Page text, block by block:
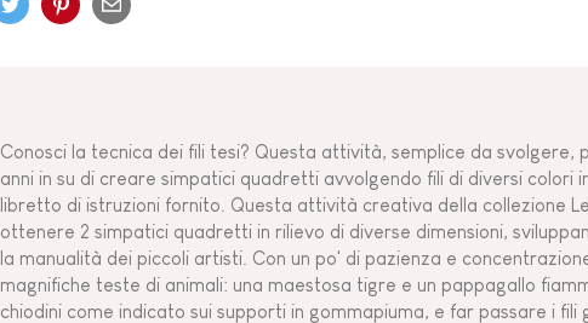
Conosci la tecnica dei fili tesi? Questa attività, semplice da svolgere,
anni in su di creare simpatici quadretti avvolgendo fili di diversi colori
libretto di istruzioni fornito. Questa attività creativa della collezione
ottenere 2 simpatici quadretti in rilievo di diverse dimensioni,
la manualità dei piccoli artisti. Con un po' di pazienza e
magnifiche teste di animali: una maestosa tigre e un pappagallo
chiodini come indicato sui supporti in gommapiuma, e far passare i fili